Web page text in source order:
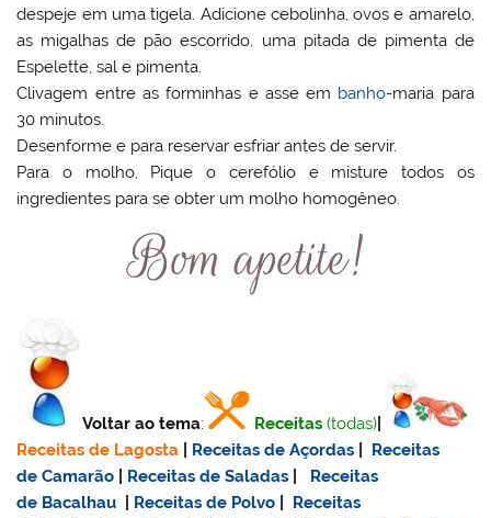
despeje em uma tigela. Adicione cebolinha, ovos e amarelo,
as migalhas de pão escorrido, uma pitada de pimenta de
Espelette, sal e pimenta.
Clivagem entre as forminhas e asse em banho-maria para
30 minutos.
Desenforme e para reservar esfriar antes de servir.
Para o molho, Pique o cerefólio e misture todos os
ingredientes para se obter um molho homogêneo.
Voltar ao tema: Receitas (todas)
Receitas de Lagosta
Receitas de Açordas
Receitas
de Camarão
Receitas de Saladas
Receitas
de Bacalhau
Receitas de Polvo
Receitas